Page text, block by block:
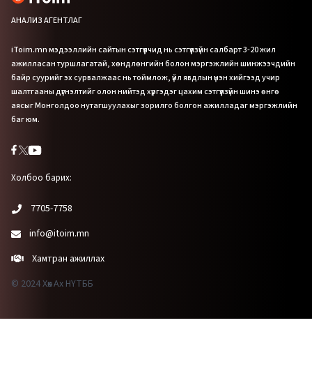
АНАЛИЗ АГЕНТЛАГ
iToim.mn мэдээллийн сайтын сэтгүүлчид нь сэтгүүлзүйн салбарт 3-20 жил
ажилласан туршлагатай, хөндлөнгийн болон мэргэжлийн шинжээчдийн
байр суурийг эх сурвалжаас нь тоймлож, үйл явдлын үнэн хийгээд учир
шалтгааны дүгнэлтийг олон нийтэд хүргэдэг цахим сэтгүүлзүйн шинэ өнгө
аясыг Монголдоо нутагшуулахыг зорилго болгон ажилладаг мэргэжлийн
баг юм.
Холбоо барих:
7705-7758
info@itoim.mn
Хамтран ажиллах
© 2024 Хөх Ах НҮТББ